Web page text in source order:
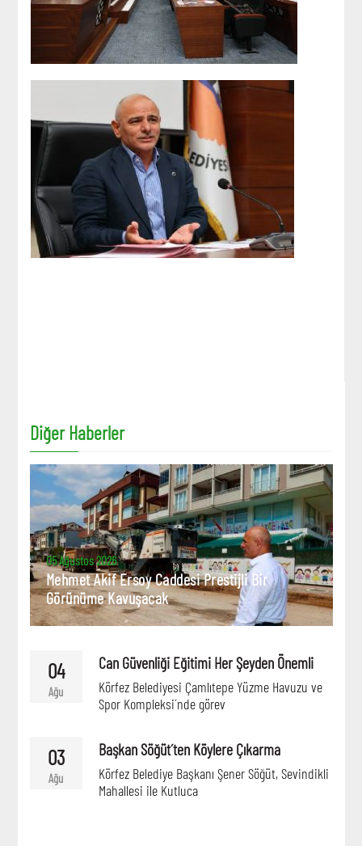
Diğer Haberler
05 Ağustos 2026
Mehmet Akif Ersoy Caddesi Prestijli Bir
Görünüme Kavuşacak
04
Ağu
Can Güvenliği Eğitimi Her Şeyden Önemli
Körfez Belediyesi Çamlıtepe Yüzme Havuzu ve
Spor Kompleksi´nde görev
03
Ağu
Başkan Söğüt´ten Köylere Çıkarma
Körfez Belediye Başkanı Şener Söğüt, Sevindikli
Mahallesi ile Kutluca